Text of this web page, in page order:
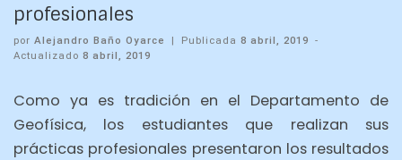
profesionales
por Alejandro Baño Oyarce | Publicada8 abril, 2019 -
Actualizado 8 abril, 2019
Como ya es tradición en el Departamento de
Geofísica, los estudiantes que realizan sus
prácticas profesionales presentaron los resultados